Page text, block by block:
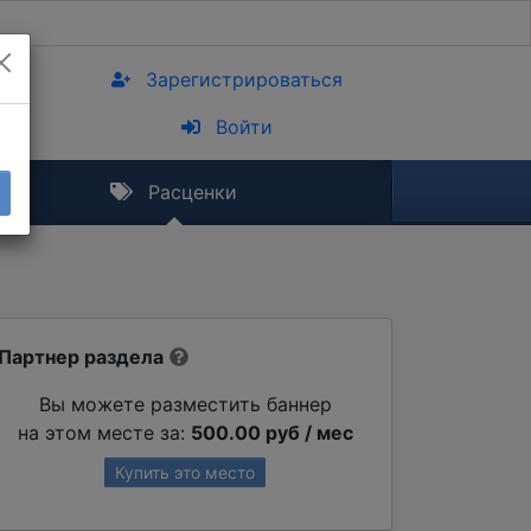
Зарегистрироваться
Войти
Расценки
Партнер раздела
Вы можете разместить баннер
на этом месте за: 500.00 руб / мес
Купить это место